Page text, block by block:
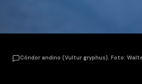
Cóndor andino (Vultur gryphus). Foto: